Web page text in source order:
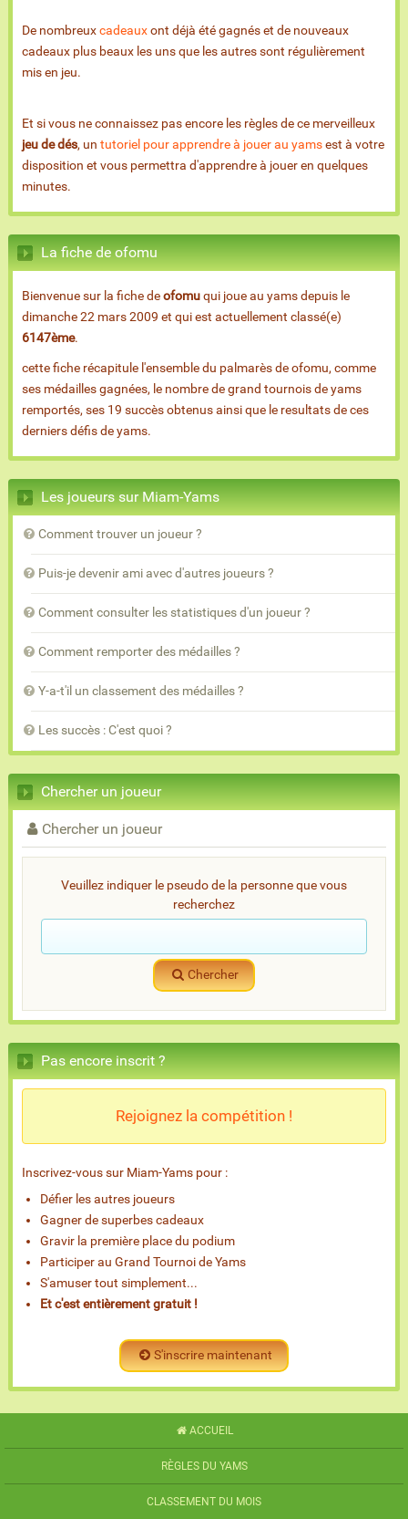
De nombreuxcadeauxont déjà été gagnés et de nouveaux
cadeaux plus beaux les uns que les autres sont régulièrement
mis en jeu.
Et si vous ne connaissez pas encore les règles de ce merveilleux
jeu de dés, un tutoriel pour apprendre à jouer au yamsest à votre
disposition et vous permettra d'apprendre à jouer en quelques
minutes.
La fiche de ofomu
Bienvenue sur la fiche deofomuqui joue au yams depuis le
dimanche 22 mars 2009 et qui est actuellement classé(e)
6147ème.
cette fiche récapitule l'ensemble du palmarès de ofomu, comme
ses médailles gagnées, le nombre de grand tournois de yams
remportés, ses 19 succès obtenus ainsi que le resultats de ces
derniers défis de yams.
Les joueurs sur Miam-Yams
Comment trouver un joueur ?
Puis-je devenir ami avec d'autres joueurs ?
Comment consulter les statistiques d'un joueur ?
Comment remporter des médailles ?
Y-a-t'il un classement des médailles ?
Les succès : C'est quoi ?
Chercher un joueur
Chercher un joueur
Veuillez indiquer le pseudo de la personne que vous
recherchez
Chercher
Pas encore inscrit ?
Rejoignez la compétition !
Inscrivez-vous sur Miam-Yams pour :
Défier les autres joueurs
Gagner de superbes cadeaux
Gravir la première place du podium
Participer au Grand Tournoi de Yams
S'amuser tout simplement...
Et c'est entièrement gratuit !
S'inscrire maintenant
ACCUEIL
RÈGLES DU YAMS
CLASSEMENT DU MOIS